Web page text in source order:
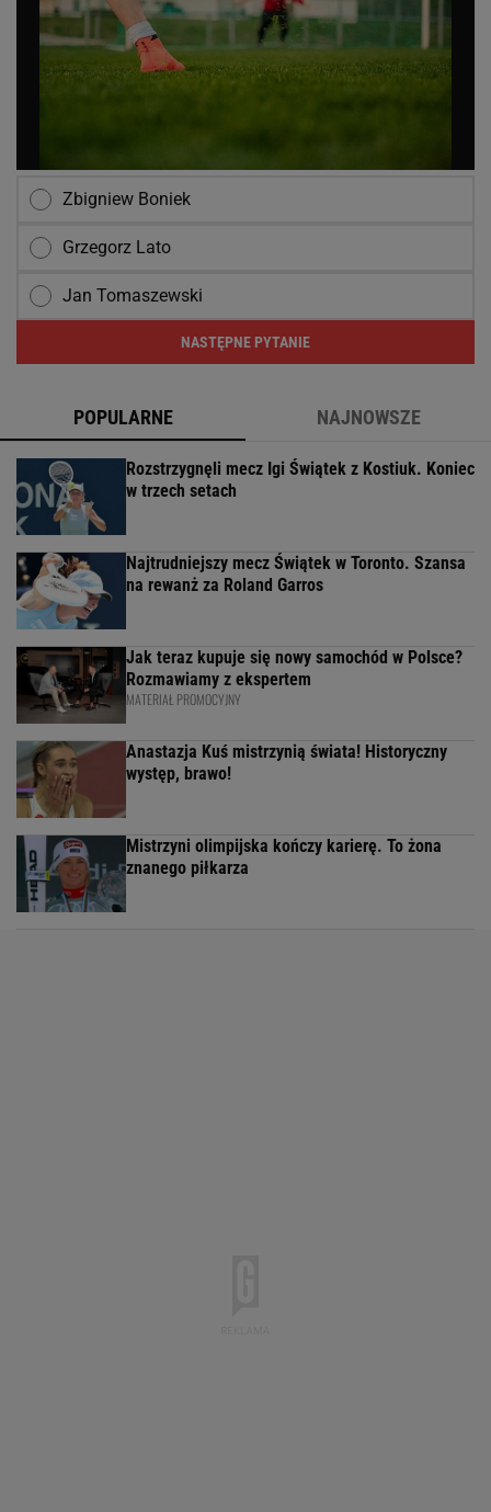
Zbigniew Boniek
Grzegorz Lato
Jan Tomaszewski
NASTĘPNE PYTANIE
POPULARNE NAJNOWSZE
Rozstrzygnęli mecz Igi Świątek z Kostiuk. Koniec
w trzech setach
Najtrudniejszy mecz Świątek w Toronto. Szansa
na rewanż za Roland Garros
Jak teraz kupuje się nowy samochód w Polsce?
Rozmawiamy z ekspertem
MATERIAŁ PROMOCYJNY
Anastazja Kuś mistrzynią świata! Historyczny
występ, brawo!
Mistrzyni olimpijska kończy karierę. To żona
znanego piłkarza